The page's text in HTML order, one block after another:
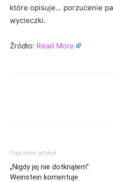
które opisuje… porzucenie
wycieczki.
Źródło: Read More
Poprzedni artykuł
„Nigdy jej nie dotknąłem”.
Weinstein komentuje